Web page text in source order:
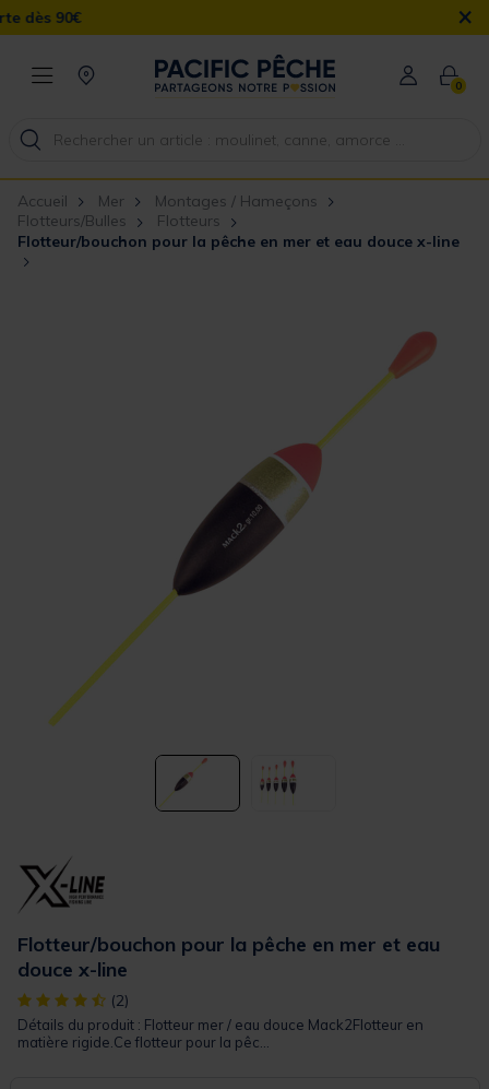
90€ ×
0
Accueil Mer
Montages / Hameçons
Flotteurs/Bulles
Flotteurs
Flotteur/bouchon pour la pêche en mer et eau douce x-line
Flotteur/bouchon pour la pêche en mer et eau
douce x-line
[object Object] out of 5 Customer Rating
(2)
Détails du produit : Flotteur mer / eau douce Mack2Flotteur en
matière rigide.Ce flotteur pour la pêc...